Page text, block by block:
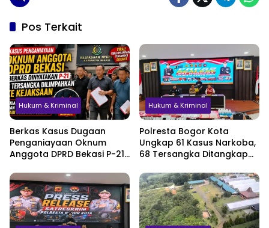
Pos Terkait
Hukum & Kriminal
Berkas Kasus Dugaan
Penganiayaan Oknum
Anggota DPRD Bekasi P-21,
Jadi Sorotan
Hukum & Kriminal
Polresta Bogor Kota
Ungkap 61 Kasus Narkoba,
68 Tersangka Ditangkap